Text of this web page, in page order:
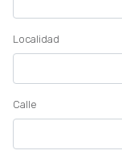
Localidad
Calle